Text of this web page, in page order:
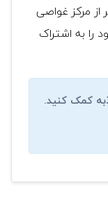
از مرکز غواصی
را به اشتراک
کمک کنید.